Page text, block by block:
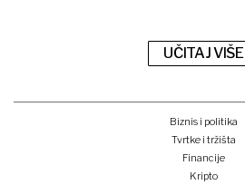
UČITAJ VIŠE
Biznis i politika
Tvrtke i tržišta
Financije
Kripto